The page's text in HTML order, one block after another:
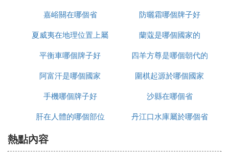
嘉峪關在哪個省
防曬霜哪個牌子好
夏威夷在地理位置上屬
於哪個洲
蘭蔻是哪個國家的
平衡車哪個牌子好
四羊方尊是哪個朝代的
文物
阿富汗是哪個國家
圍棋起源於哪個國家
手機哪個牌子好
沙縣在哪個省
肝在人體的哪個部位
丹江口水庫屬於哪個省
熱點內容